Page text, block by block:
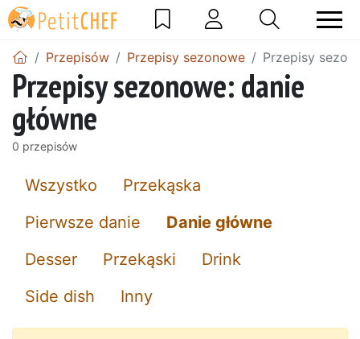
Przepisów Przepisy sezonowe Przepisy
Przepisy sezonowe: danie
główne
0 przepisów
Wszystko
Przekąska
Pierwsze danie
Danie główne
Desser
Przekąski
Drink
Side dish
Inny